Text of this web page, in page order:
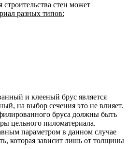
строительства стен может
разных типов:
и клееный брус является
на выбор сечения это не влияет.
бруса должны быть
цельного пиломатериала.
параметром в данном случае
которая зависит лишь от толщины